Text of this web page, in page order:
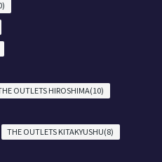
OUTLETS HIROSHIMA(10)
THE OUTLETS KITAKYUSHU(8)